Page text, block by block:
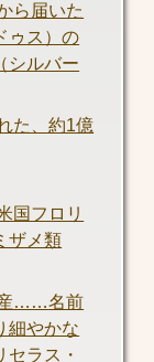
ら届いた
ゥス）の
シルバー
た、約1億
国フロリ
ザメ類
産……名前
細やかな
ラス・